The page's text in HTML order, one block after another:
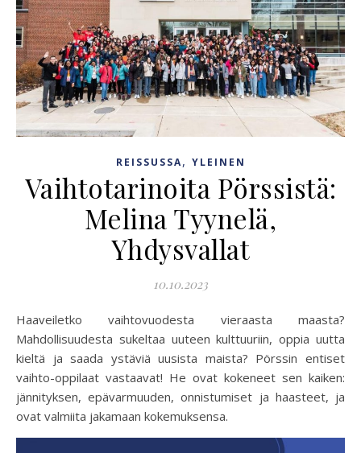
REISSUSSA, YLEINEN
Vaihtotarinoita Pörssistä:
Melina Tyynelä,
Yhdysvallat
10.10.2023
Haaveiletko vaihtovuodesta vieraasta maasta?
Mahdollisuudesta sukeltaa uuteen kulttuuriin, oppia uutta
kieltä ja saada ystäviä uusista maista? Pörssin entiset
vaihto-oppilaat vastaavat! He ovat kokeneet sen kaiken:
jännityksen, epävarmuuden, onnistumiset ja haasteet, ja
ovat valmiita jakamaan kokemuksensa.